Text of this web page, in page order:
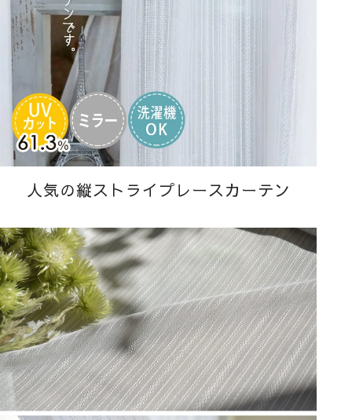
人気の縦ストライプレースカーテン